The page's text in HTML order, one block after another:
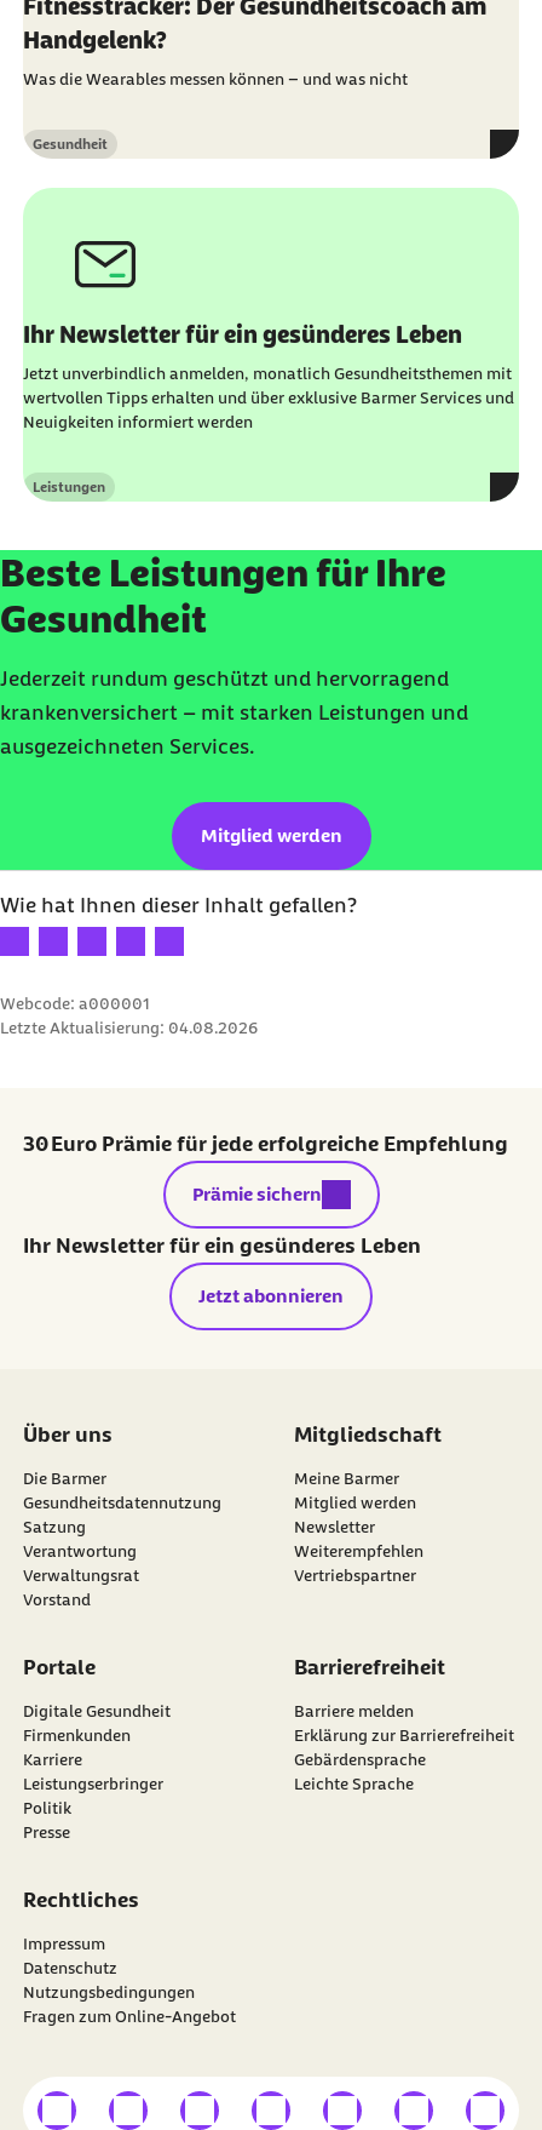
Fitnesstracker: Der Gesundheitscoach am
Handgelenk?
Was die Wearables messen können – und was nicht
Kategorie
Gesundheit
Ihr Newsletter für ein gesünderes Leben
Jetzt unverbindlich anmelden, monatlich Gesundheitsthemen mit
wertvollen Tipps erhalten und über exklusive Barmer Services und
Neuigkeiten informiert werden
Kategorie
Leistungen
Beste Leistungen für Ihre
Gesundheit
Jederzeit rundum geschützt und hervorragend
krankenversichert – mit starken Leistungen und
ausgezeichneten Services.
Mitglied werden
Wie hat Ihnen dieser Inhalt gefallen?
Ihre Bewertung: 1 Stern
Ihre Bewertung: 2 Sterne
Ihre Bewertung: 3 Sterne
Ihre Bewertung: 4 Sterne
Ihre Bewertung: 5 Sterne
Webcode: a000001
Letzte Aktualisierung: 04.08.2026
30 Euro Prämie für jede erfolgreiche Empfehlung
externer Link:
Prämie sichern
Ihr Newsletter für ein gesünderes Leben
Jetzt abonnieren
Über uns
Die Barmer
Gesundheitsdatennutzung
Satzung
Verantwortung
Verwaltungsrat
Vorstand
Mitgliedschaft
Meine Barmer
Mitglied werden
Newsletter
externer Link:
Weiterempfehlen
Vertriebspartner
Portale
Digitale Gesundheit
Firmenkunden
Karriere
Leistungserbringer
Politik
Presse
Barrierefreiheit
Barriere melden
Erklärung zur Barrierefreiheit
Gebärdensprache
Leichte Sprache
Rechtliches
Impressum
Datenschutz
Nutzungsbedingungen
Fragen zum Online-Angebot
externer Linkexterner Linkexterner Linkexterner Linkexterner Linkexterner Link